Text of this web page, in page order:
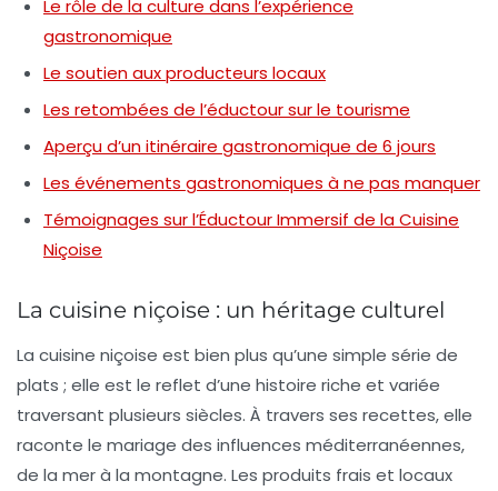
Le rôle de la culture dans l’expérience
gastronomique
Le soutien aux producteurs locaux
Les retombées de l’éductour sur le tourisme
Aperçu d’un itinéraire gastronomique de 6 jours
Les événements gastronomiques à ne pas manquer
Témoignages sur l’Éductour Immersif de la Cuisine
Niçoise
La cuisine niçoise : un héritage culturel
La cuisine niçoise est bien plus qu’une simple série de
plats ; elle est le reflet d’une histoire riche et variée
traversant plusieurs siècles. À travers ses recettes, elle
raconte le mariage des influences méditerranéennes,
de la mer à la montagne. Les produits frais et locaux